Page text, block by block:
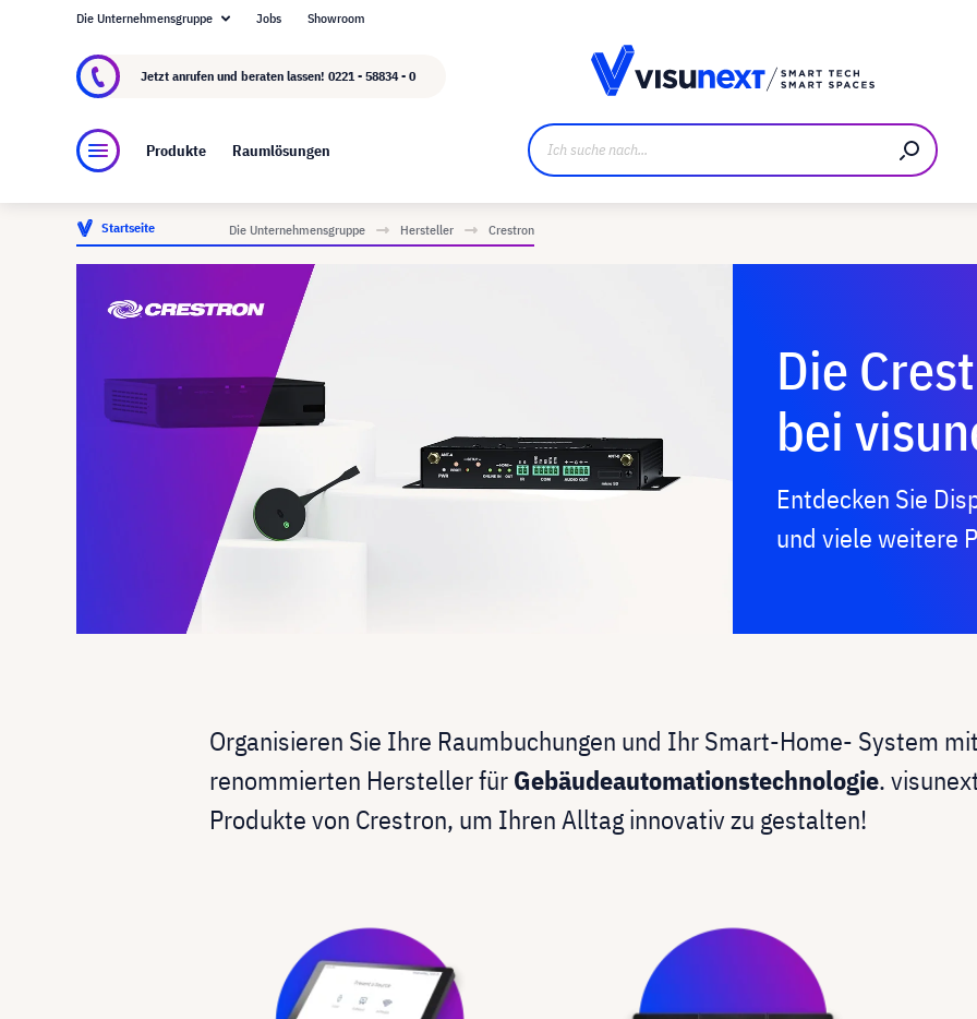
Über visunext.de
Die Unternehmensgruppe Jobs Showroom
Jetzt anrufen und beraten lassen! 0221 - 58834 - 0
Produkte Raumlösungen
Startseite Die Unternehmensgruppe Hersteller Crestron
Die
bei
Entdecken Sie
und viele weitere
Organisieren Sie Ihre Raumbuchungen und Ihr Smart-Home- System mit
renommierten Hersteller fürGebäudeautomationstechnologie.
Produkte von Crestron, um Ihren Alltag innovativ zu gestalten!